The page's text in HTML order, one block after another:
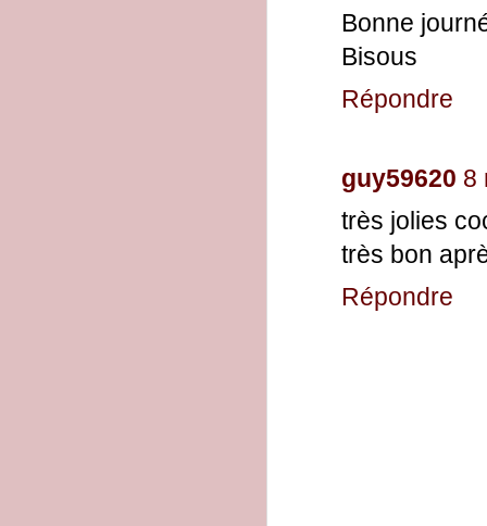
Bonne
Bisous
Répondre
guy59620 8
très jolies
très bon
Répondre